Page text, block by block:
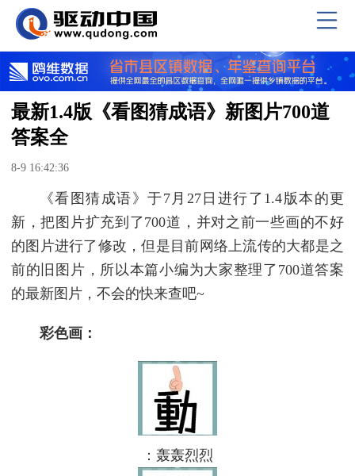
最新1.4版《看图猜成语》新图片700道
答案全
8-9 16:42:36
《看图猜成语》于7月27日进行了1.4版本的更
新，把图片扩充到了700道，并对之前一些画的不好
的图片进行了修改，但是目前网络上流传的大都是之
前的旧图片，所以本篇小编为大家整理了700道答案
的最新图片，不会的快来查吧~
彩色画：
：轰轰烈烈